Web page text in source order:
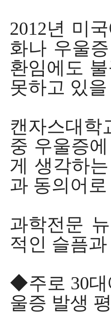
2012년 미
화나 우울
환임에도
못하고 있
캔자스대학
중 우울증
게 생각하
과 동의어
과학전문
적인 슬픔
◆주로 30대
울증 발생